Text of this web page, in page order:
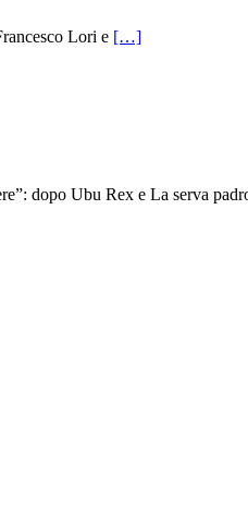
Lori e […]
dopo Ubu Rex e La serva